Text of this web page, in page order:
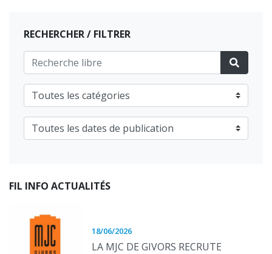
RECHERCHER / FILTRER
FIL INFO ACTUALITÉS
18/06/2026
LA MJC DE GIVORS RECRUTE